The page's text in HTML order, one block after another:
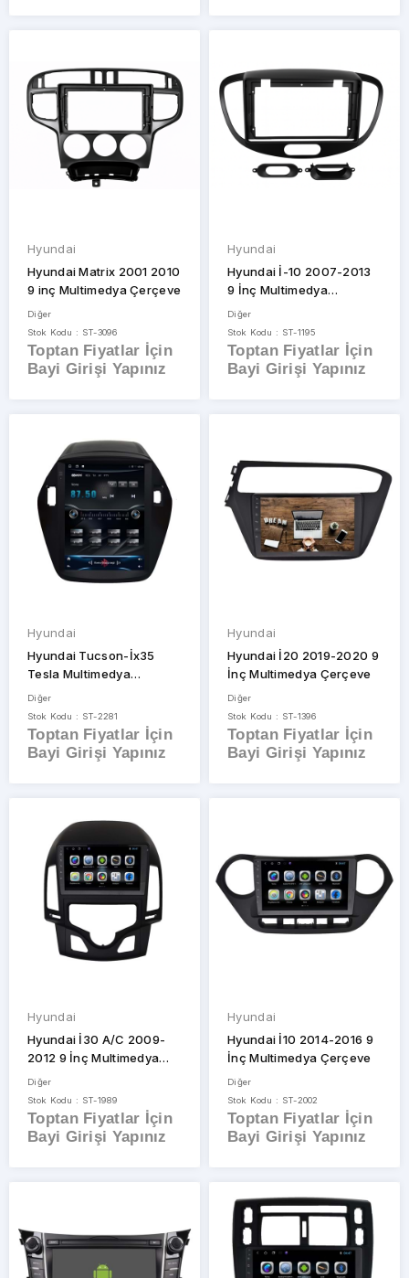
Hyundai
Hyundai Matrix 2001 2010
9 inç Multimedya Çerçeve
Diğer
Stok Kodu : ST-3096
Toptan Fiyatlar İçin
Bayi Girişi Yapınız
Hyundai
Hyundai İ-10 2007-2013
9 İnç Multimedya
Çerçevesi
Diğer
Stok Kodu : ST-1195
Toptan Fiyatlar İçin
Bayi Girişi Yapınız
Hyundai
Hyundai Tucson-İx35
Tesla Multimedya
Çerçeve
Diğer
Stok Kodu : ST-2281
Toptan Fiyatlar İçin
Bayi Girişi Yapınız
Hyundai
Hyundai İ20 2019-2020 9
İnç Multimedya Çerçeve
Diğer
Stok Kodu : ST-1396
Toptan Fiyatlar İçin
Bayi Girişi Yapınız
Hyundai
Hyundai İ30 A/C 2009-
2012 9 İnç Multimedya
Çerçevesi
Diğer
Stok Kodu : ST-1989
Toptan Fiyatlar İçin
Bayi Girişi Yapınız
Hyundai
Hyundai İ10 2014-2016 9
İnç Multimedya Çerçeve
Diğer
Stok Kodu : ST-2002
Toptan Fiyatlar İçin
Bayi Girişi Yapınız